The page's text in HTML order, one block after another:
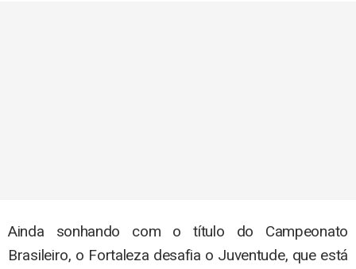
Ainda sonhando com o título do Campeonato
Brasileiro, o Fortaleza desafia o Juventude, que está